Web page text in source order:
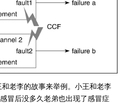
老李的故事来举例。小王和老李
冒后没多久老弟也出现了感冒症